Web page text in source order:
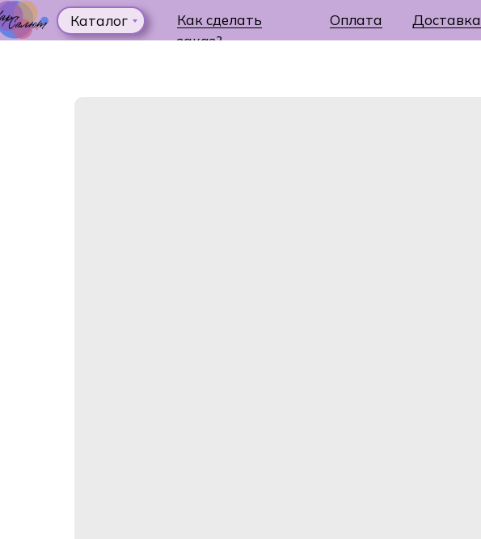
Доставка
Как сделать
заказ?
Оплата
Каталог